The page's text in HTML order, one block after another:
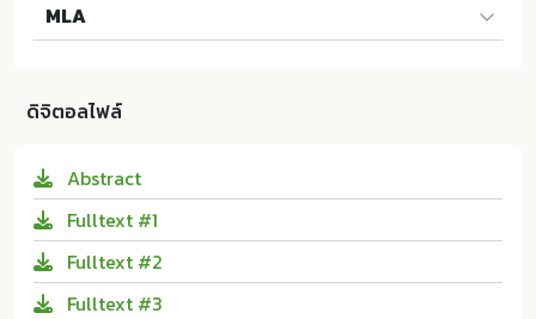
กิจกรรมเอนไซม์ย่อยอาหารในรอบวงจรลอกคราบของปูม้า
(Portunus pelagicus). ม.ป.ท.:มหาวิทยาลัยบูรพา; 10.144
MLA
nus pelagicus). ม.ป.ท.:มหาวิทยาลัยบูรพา, 2557. Print. 1
ดิจิตอลไฟล์
Abstract
Fulltext #1
Fulltext #2
Fulltext #3